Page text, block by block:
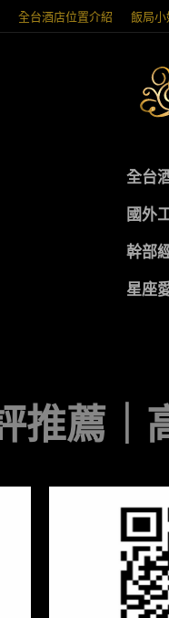
全台酒店位置介紹 飯局小
全台
國外
幹部
星座
推薦｜